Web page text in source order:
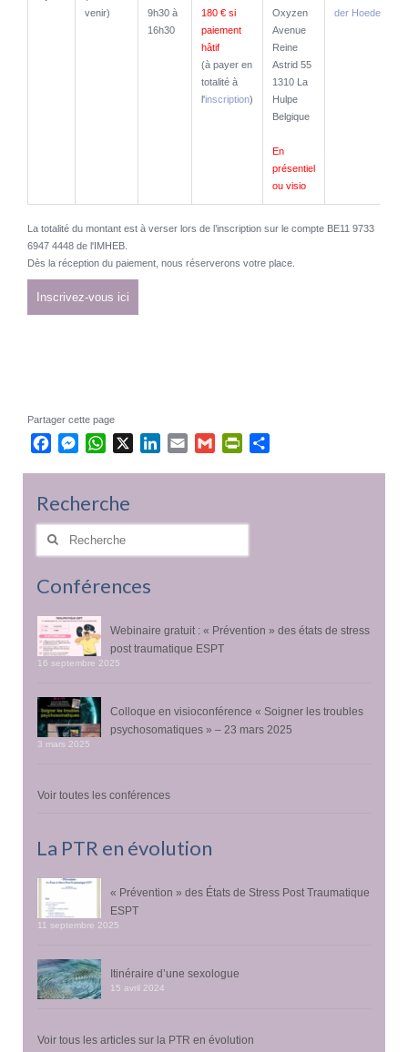
/ dates
venir)
9h30 à
16h30
180 € si
paiement
hâtif
(à payer en
totalité à
l'inscription)
Oxyzen
Avenue
Reine
Astrid 55
1310 La
Hulpe
Belgique
En
présentiel
ou visio
der Hoeden
La totalité du montant est à verser lors de l’inscription sur le compte BE11 9733
6947 4448 de l'IMHEB.
Dès la réception du paiement, nous réserverons votre place.
Inscrivez-vous ici
Partager cette page
FacebookMessenger
WhatsAppLinkedIn
Email Gmail PrintFriendly
Recherche
Rechercher
Conférences
Webinaire gratuit : « Prévention » des états de stress
post traumatique ESPT
16 septembre 2025
Colloque en visioconférence « Soigner les troubles
psychosomatiques » – 23 mars 2025
3 mars 2025
Voir toutes les conférences
La PTR en évolution
« Prévention » des États de Stress Post Traumatique
ESPT
11 septembre 2025
Itinéraire d’une sexologue
15 avril 2024
Voir tous les articles sur la PTR en évolution